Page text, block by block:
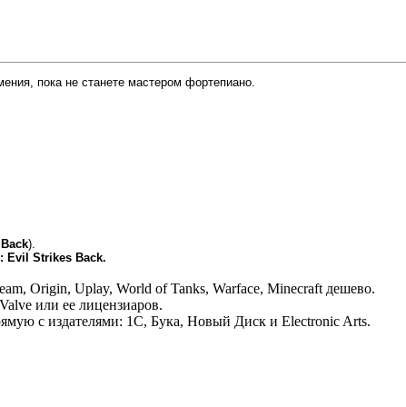
пока не станете мастером фортепиано.
).
Evil Strikes Back.
Origin, Uplay, World of Tanks, Warface, Minecraft дешево.
или ее лицензиаров.
с издателями: 1С, Бука, Новый Диск и Electronic Arts.